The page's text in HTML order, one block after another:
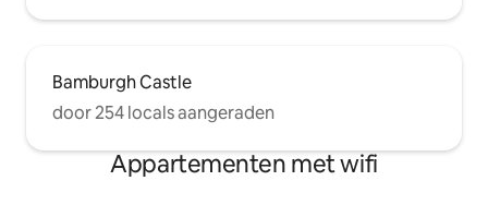
Bamburgh Castle
door 254 locals aangeraden
Appartementen met wifi